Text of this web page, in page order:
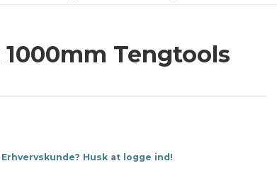
Tengtools
Erhvervskunde? Husk at logge ind!